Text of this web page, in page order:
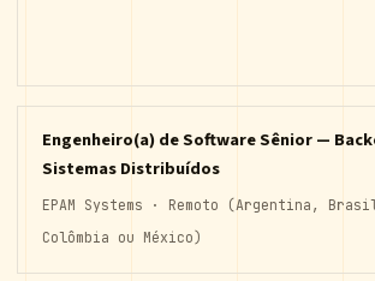
Engenheiro(a) de Software Sênior —
Sistemas Distribuídos
EPAM Systems · Remoto (Argentina,
Colômbia ou México)